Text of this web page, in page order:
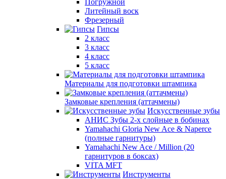
Погружной
Литейный воск
Фрезерный
Гипсы
2 класс
3 класс
4 класс
5 класс
Материалы для подготовки штампика
Замковые крепления (аттачмены)
Искусственные зубы
АНИС Зубы 2-х слойные в бобинах
Yamahachi Gloria New Ace & Naperce
(полные гарнитуры)
Yamahachi New Ace / Million (20
гарнитуров в боксах)
VITA MFT
Инструменты